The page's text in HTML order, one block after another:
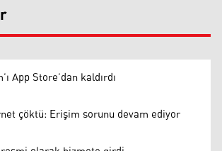
App Store’dan kaldırdı
çöktü: Erişim sorunu devam ediyor